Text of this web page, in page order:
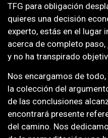
TFG para obligación
quieres una decisión
experto, estás en el lugar
acerca de completo
y no ha transpirado
Nos encargamos de
la colección del
de las conclusiones
encontrará presente
del camino. Nos